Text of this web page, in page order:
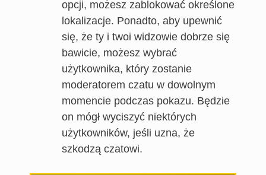
opcji, możesz zablokować określone
lokalizacje. Ponadto, aby upewnić
się, że ty i twoi widzowie dobrze się
bawicie, możesz wybrać
użytkownika, który zostanie
moderatorem czatu w dowolnym
momencie podczas pokazu. Będzie
on mógł wyciszyć niektórych
użytkowników, jeśli uzna, że
szkodzą czatowi.